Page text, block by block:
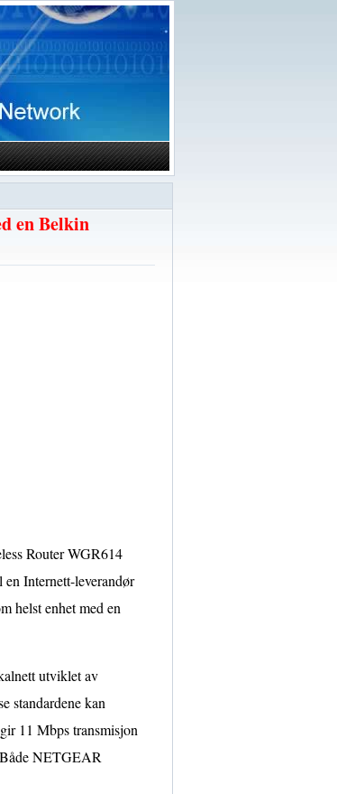
en Belkin
Router WGR614
Internett-leverandør
helst enhet med en
utviklet av
standardene kan
11 Mbps transmisjon
NETGEAR